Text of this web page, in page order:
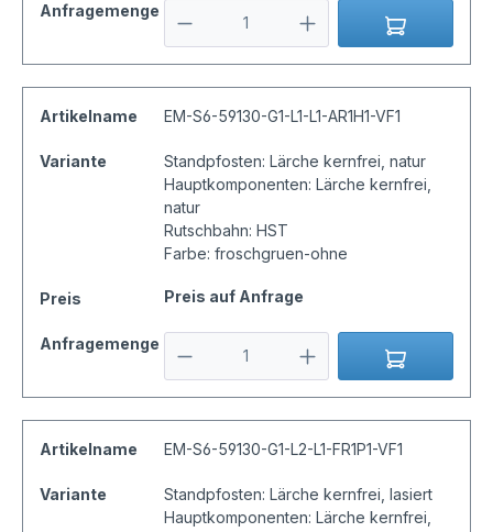
Anfragemenge
Artikelname EM-S6-59130-G1-L1-L1-AR1H1-VF1
Variante
Standpfosten: Lärche kernfrei, natur
Hauptkomponenten: Lärche kernfrei,
natur
Rutschbahn: HST
Farbe: froschgruen-ohne
Preis Preis auf Anfrage
Anfragemenge
Artikelname EM-S6-59130-G1-L2-L1-FR1P1-VF1
Variante
Standpfosten: Lärche kernfrei, lasiert
Hauptkomponenten: Lärche kernfrei,